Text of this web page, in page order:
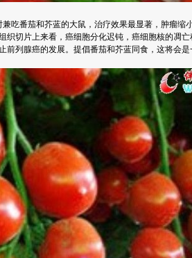
吃番茄和芥蓝的大鼠，治疗效果最显著，肿瘤缩
织切片上来看，癌细胞分化迟钝，癌细胞核的凋
前列腺癌的发展。提倡番茄和芥蓝同食，这将会